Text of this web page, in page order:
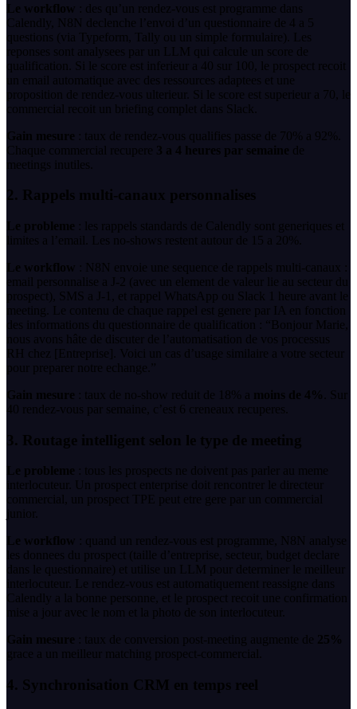
Le workflow : des qu’un rendez-vous est programme dans
Calendly, N8N declenche l’envoi d’un questionnaire de 4 a 5
questions (via Typeform, Tally ou un simple formulaire). Les
reponses sont analysees par un LLM qui calcule un score de
qualification. Si le score est inferieur a 40 sur 100, le prospect recoit
un email automatique avec des ressources adaptees et une
proposition de rendez-vous ulterieur. Si le score est superieur a 70, le
commercial recoit un briefing complet dans Slack.
Gain mesure : taux de rendez-vous qualifies passe de 70% a 92%.
Chaque commercial recupere 3 a 4 heures par semaine de
meetings inutiles.
2. Rappels multi-canaux personnalises
Le probleme : les rappels standards de Calendly sont generiques et
limites a l’email. Les no-shows restent autour de 15 a 20%.
Le workflow : N8N envoie une sequence de rappels multi-canaux :
email personnalise a J-2 (avec un element de valeur lie au secteur du
prospect), SMS a J-1, et rappel WhatsApp ou Slack 1 heure avant le
meeting. Le contenu de chaque rappel est genere par IA en fonction
des informations du questionnaire de qualification : “Bonjour Marie,
nous avons hâte de discuter de l’automatisation de vos processus
RH chez [Entreprise]. Voici un cas d’usage similaire a votre secteur
pour preparer notre echange.”
Gain mesure : taux de no-show reduit de 18% a moins de 4%
. Sur
40 rendez-vous par semaine, c’est 6 creneaux recuperes.
3. Routage intelligent selon le type de meeting
Le probleme : tous les prospects ne doivent pas parler au meme
interlocuteur. Un prospect enterprise doit rencontrer le directeur
commercial, un prospect TPE peut etre gere par un commercial
junior.
Le workflow : quand un rendez-vous est programme, N8N analyse
les donnees du prospect (taille d’entreprise, secteur, budget declare
dans le questionnaire) et utilise un LLM pour determiner le meilleur
interlocuteur. Le rendez-vous est automatiquement reassigne dans
Calendly a la bonne personne, et le prospect recoit une confirmation
mise a jour avec le nom et la photo de son interlocuteur.
Gain mesure : taux de conversion post-meeting augmente de 25%
grace a un meilleur matching prospect-commercial.
4. Synchronisation CRM en temps reel